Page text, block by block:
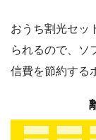
おうち割光セッ
られるので、ソ
信費を節約する